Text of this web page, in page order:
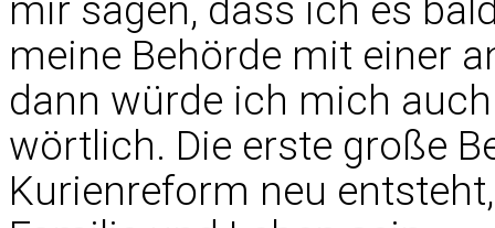
mir sagen, dass ich es
meine Behörde mit einer
dann würde ich mich
wörtlich. Die erste große
Kurienreform neu